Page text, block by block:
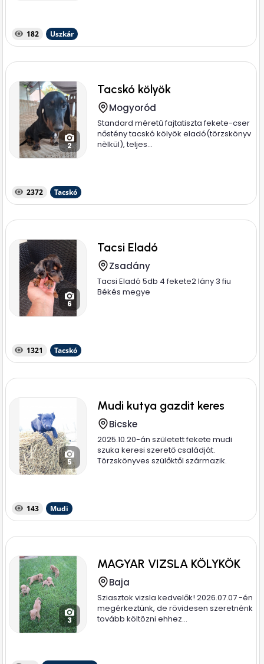
182 Uszkár
2
Tacskó kölyök
Mogyoród
Standard méretű fajtatiszta fekete-cser
nőstény tacskó kölyök eladó(törzskönyv
nèlkül), teljes...
2372 Tacskó
6
Tacsi Eladó
Zsadány
Tacsi Eladó 5db 4 fekete2 lány 3 fiu
Békés megye
1321 Tacskó
5
Mudi kutya gazdit keres
Bicske
2025.10.20-án született fekete mudi
szuka keresi szerető családját.
Törzskönyves szülőktől származik.
143 Mudi
3
MAGYAR VIZSLA KÖLYKÖK
Baja
Sziasztok vizsla kedvelők! 2026.07.07 -én
megérkeztünk, de rövidesen szeretnénk
tovább költözni ehhez...